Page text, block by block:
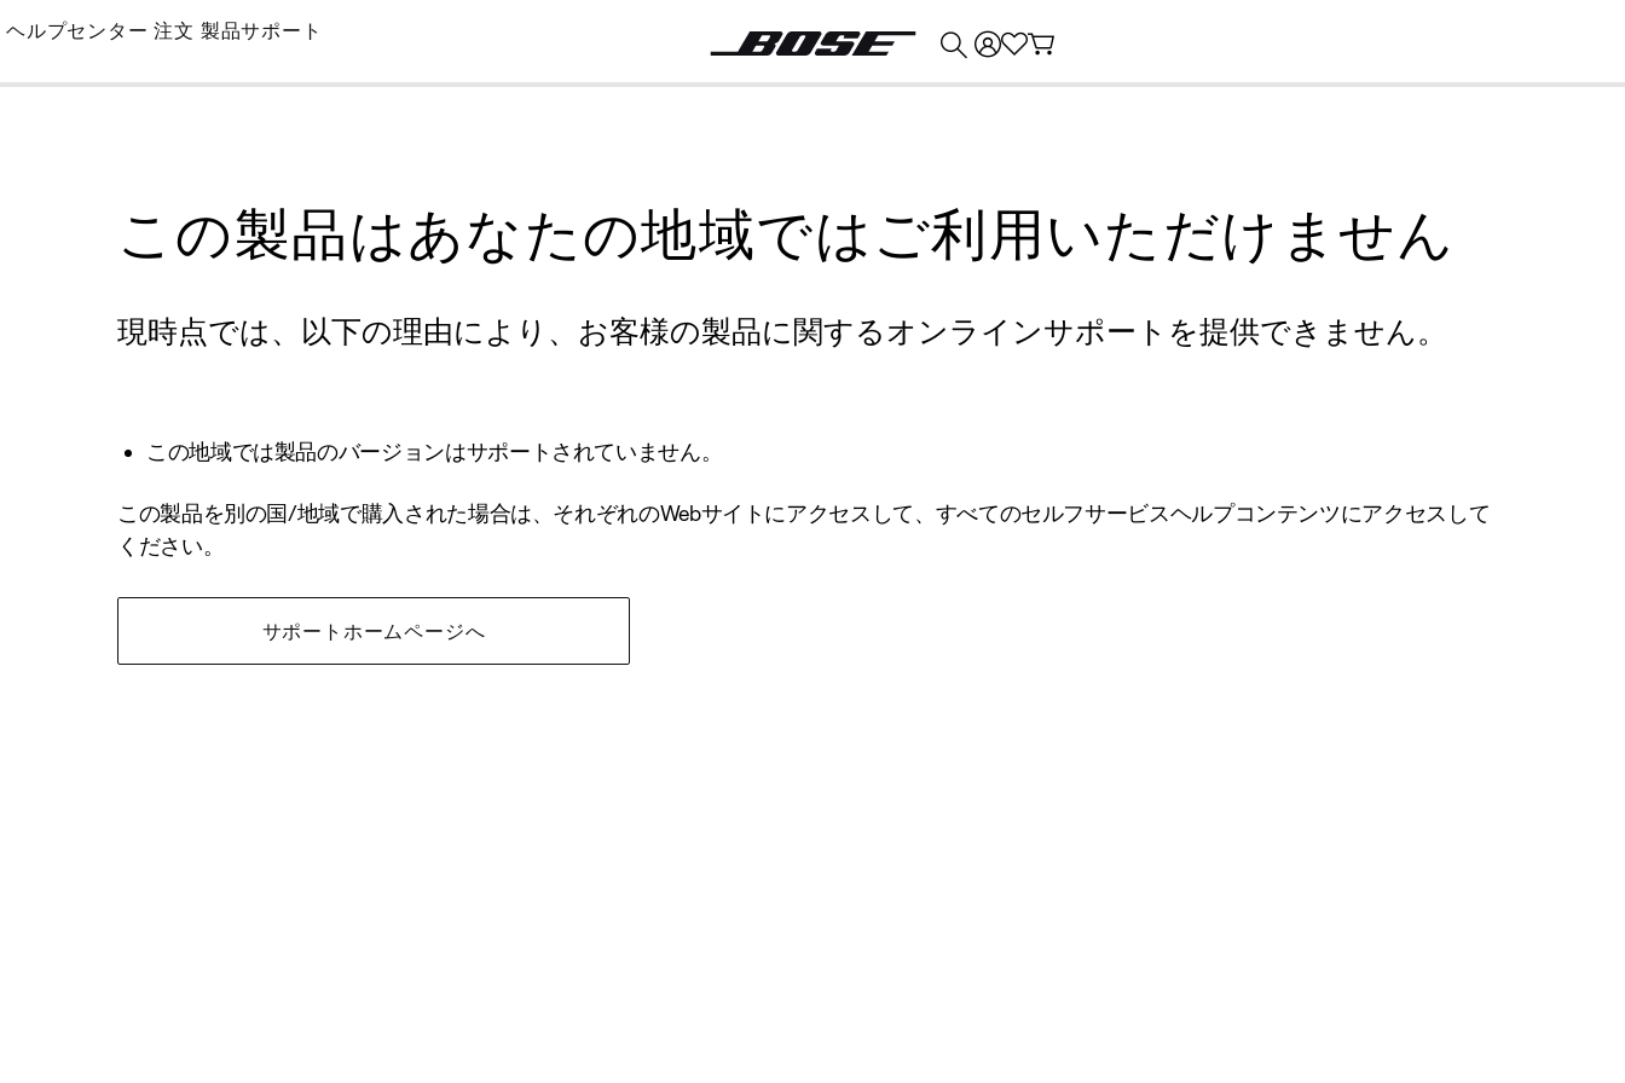
Skip
Main
ヘルプセンター 注文 製品サポート
この製品はあなたの地域ではご利用いただけません
現時点では、以下の理由により、お客様の製品に関するオンラインサポートを提供できません。
この地域では製品のバージョンはサポートされていません。
この製品を別の国/地域で購入された場合は、それぞれのWebサイトにアクセスして、すべてのセルフサービスヘルプコンテンツにアクセスして
ください。
サポートホームページへ